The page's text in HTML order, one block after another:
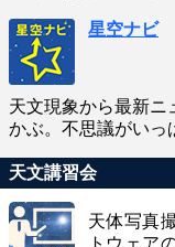
星空ナビ
天文現象から最新ニ
かぶ。不思議がいっ
天文講習会
天体写真
トウェア